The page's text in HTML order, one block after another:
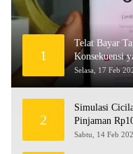
1
Telat Bayar
Konsekuensi
Selasa, 17 Feb
2
Simulasi
Pinjaman
Sabtu, 14 Feb